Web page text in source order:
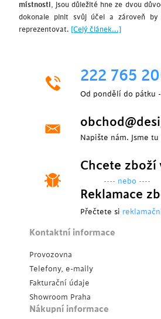
místnosti , jsou důležité hne ze dvou
dokonale plnit svůj účel a zároveň by
reprezentovat. [Celý článek...]
222 765
Od pondělí do pátku
Napište nám. Jsme tu
Chcete zboží
---- nebo ----
Reklamace
Přečtete si
Kontaktní informace
Provozovna
Telefony, e-maily
Fakturační údaje
Showroom Praha
Nákupní informace